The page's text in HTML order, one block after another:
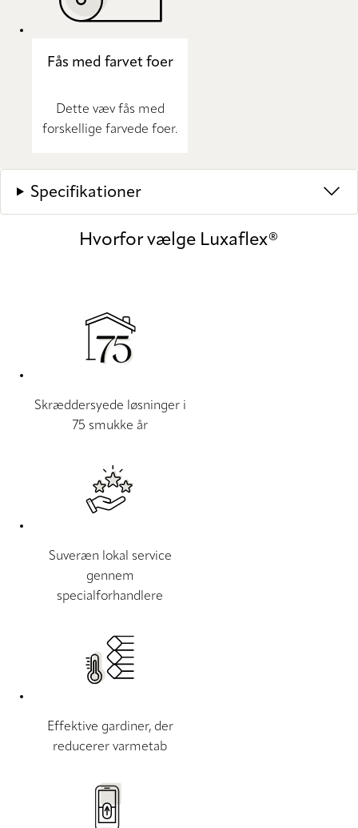
Fås med farvet foer
Dette væv fås med
forskellige farvede foer.
Specifikationer
Hvorfor vælge Luxaflex®
Skræddersyede løsninger i
75 smukke år
Suveræn lokal service
gennem
specialforhandlere
Effektive gardiner, der
reducerer varmetab